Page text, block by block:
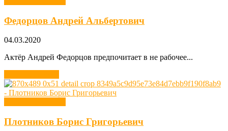
Федорцов Андрей Альбертович
04.03.2020
Актёр Андрей Федорцов предпочитает в не рабочее...
Плотников Борис Григорьевич